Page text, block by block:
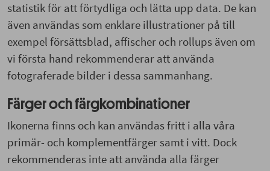
statistik för att förtydliga och lätta upp data. De kan
även användas som enklare illustrationer på till
exempel försättsblad, affischer och rollups även om
vi första hand rekommenderar att använda
fotograferade bilder i dessa sammanhang.
Färger och färgkombinationer
Ikonerna finns och kan användas fritt i alla våra
primär- och komplementfärger samt i vitt. Dock
rekommenderas inte att använda alla färger